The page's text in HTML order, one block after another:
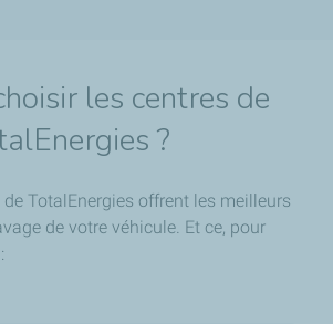
les centres de
?
de TotalEnergies offrent les meilleurs
de votre véhicule. Et ce, pour